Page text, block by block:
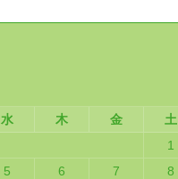
水 木 金 土
1
5 6 7 8